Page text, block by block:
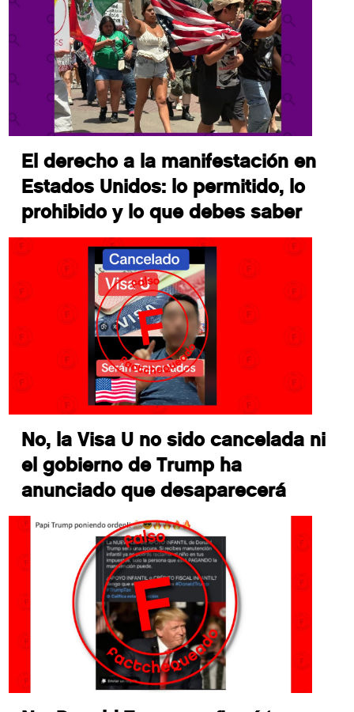
El derecho a la manifestación en
Estados Unidos: lo permitido, lo
prohibido y lo que debes saber
No, la Visa U no sido cancelada ni
el gobierno de Trump ha
anunciado que desaparecerá